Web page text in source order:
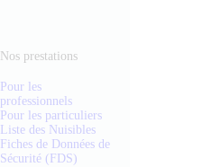
Nos prestations
Pour les
professionnels
Pour les particuliers
Liste des Nuisibles
Fiches de Données de
Sécurité (FDS)